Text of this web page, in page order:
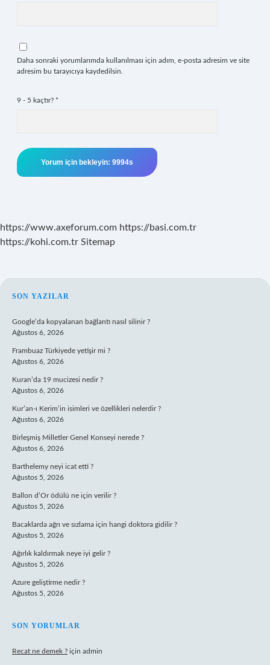
Daha sonraki yorumlarımda kullanılması için adım, e-posta adresim ve site
adresim bu tarayıcıya kaydedilsin.
9 - 5 kaçtır? *
https://www.axeforum.com https://basi.com.tr
https://kohi.com.tr Sitemap
SIDEBAR
SON YAZILAR
Google’da kopyalanan bağlantı nasıl silinir ?
Ağustos 6, 2026
Frambuaz Türkiyede yetişir mi ?
Ağustos 6, 2026
Kuran’da 19 mucizesi nedir ?
Ağustos 6, 2026
Kur’an-ı Kerim’in isimleri ve özellikleri nelerdir ?
Ağustos 6, 2026
Birleşmiş Milletler Genel Konseyi nerede ?
Ağustos 6, 2026
Barthelemy neyi icat etti ?
Ağustos 5, 2026
Ballon d’Or ödülü ne için verilir ?
Ağustos 5, 2026
Bacaklarda ağrı ve sızlama için hangi doktora gidilir ?
Ağustos 5, 2026
Ağırlık kaldırmak neye iyi gelir ?
Ağustos 5, 2026
Azure geliştirme nedir ?
Ağustos 5, 2026
SON YORUMLAR
Recat ne demek ? için admin